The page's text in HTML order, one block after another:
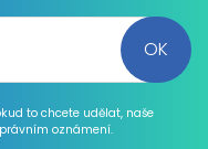
to chcete udělat, naše
oznámení.